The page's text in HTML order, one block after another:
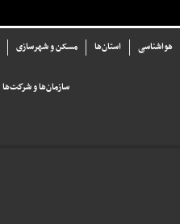
مسکن و شهرسازی استان‌ها
هواشناسی
سازما‌ن‌ها و شركت‌ها